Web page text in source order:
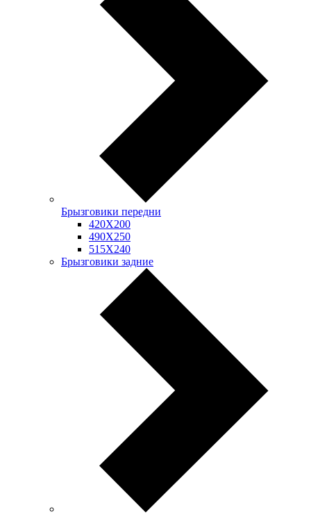
Брызговики передни
420Х200
490Х250
515Х240
Брызговики задние